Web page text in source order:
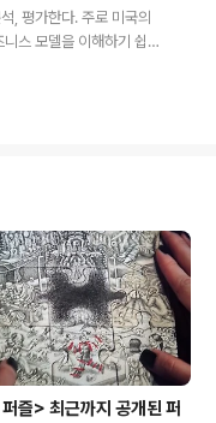
희와
하
해
, 평가한다. 주로 미국의
스 모델을 이해하기 쉽도
고자 필자는 의도하였다.
다. 하지만 내것과 다른
정책이나 법령으로 개방
즐> 최근까지 공개된 퍼